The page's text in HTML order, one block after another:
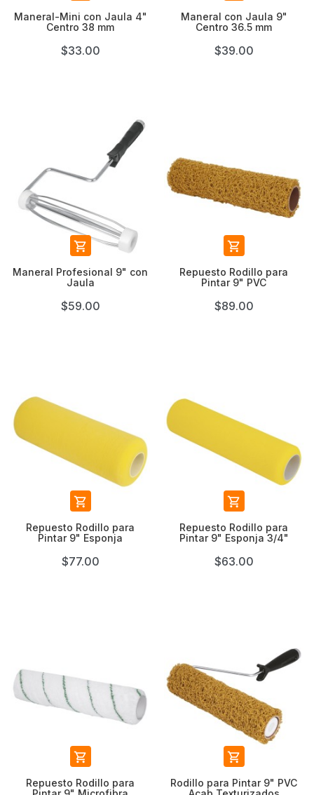
Maneral-Mini con Jaula 4"
Centro 38 mm
$33.00
Maneral con Jaula 9"
Centro 36.5 mm
$39.00

Maneral Profesional 9" con
Jaula
$59.00

Repuesto Rodillo para
Pintar 9" PVC
$89.00

Repuesto Rodillo para
Pintar 9" Esponja
$77.00

Repuesto Rodillo para
Pintar 9" Esponja 3/4"
$63.00

Repuesto Rodillo para

Rodillo para Pintar 9" PVC